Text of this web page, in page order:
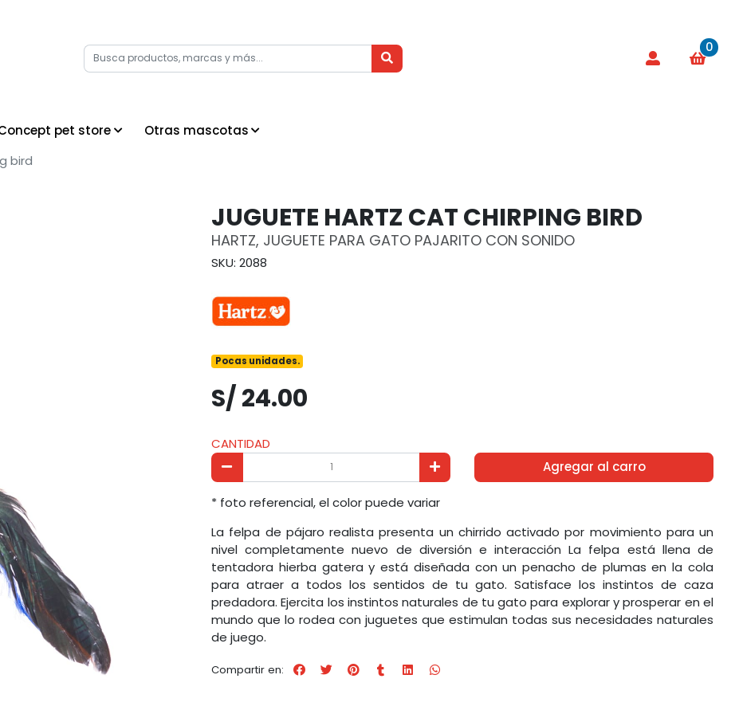
0
pet store
Otras mascotas
bird
JUGUETE HARTZ CAT CHIRPING BIRD
HARTZ, JUGUETE PARA GATO PAJARITO CON SONIDO
SKU: 2088
Pocas unidades.
S/ 24.00
CANTIDAD
Agregar al carro
* foto referencial, el color puede variar
La felpa de pájaro realista presenta un chirrido activado por movimiento para un
nivel completamente nuevo de diversión e interacción La felpa está llena de
tentadora hierba gatera y está diseñada con un penacho de plumas en la cola
para atraer a todos los sentidos de tu gato. Satisface los instintos de caza
predadora. Ejercita los instintos naturales de tu gato para explorar y prosperar en el
mundo que lo rodea con juguetes que estimulan todas sus necesidades naturales
de juego.
Compartir en: